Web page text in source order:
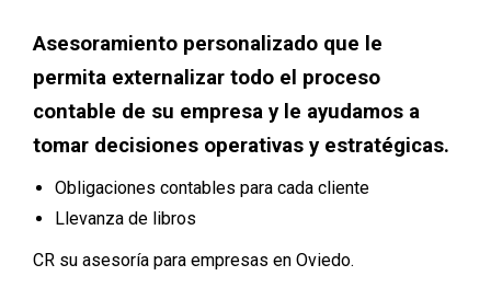
Asesoramiento personalizado que le
permita externalizar todo el proceso
contable de su empresa y le ayudamos a
tomar decisiones operativas y estratégicas.
Obligaciones contables para cada cliente
Llevanza de libros
CR su asesoría para empresas en Oviedo.